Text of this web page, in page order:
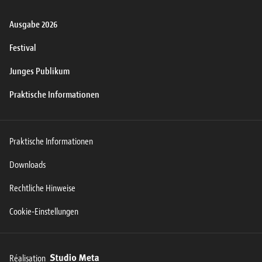
Ausgabe 2026
Festival
Junges Publikum
Praktische Informationen
Praktische Informationen
Downloads
Rechtliche Hinweise
Cookie-Einstellungen
Réalisation